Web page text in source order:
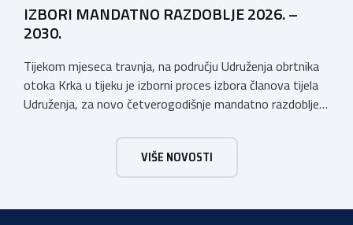
IZBORI MANDATNO RAZDOBLJE 2026. –
2030.
Tijekom mjeseca travnja, na području Udruženja obrtnika
otoka Krka u tijeku je izborni proces izbora članova tijela
Udruženja, za novo četverogodišnje mandatno razdoblje
postojanja i rada dužu od 50 godina, stoga Vas pozivamo
da se svi aktivno uključite u Izborni proces koji je u tijeku i
VIŠE NOVOSTI